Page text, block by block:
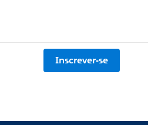
Inscrever-se